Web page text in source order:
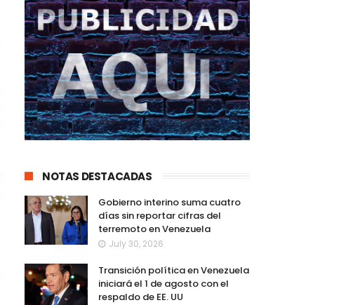
NOTAS DESTACADAS
Gobierno interino suma cuatro
días sin reportar cifras del
terremoto en Venezuela
July 30, 2026
Transición política en Venezuela
iniciará el 1 de agosto con el
respaldo de EE. UU